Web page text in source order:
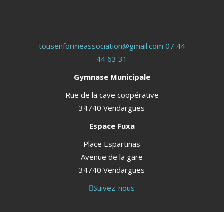
tousenformeassociation@gmail.com 07 44
44 63 31
Gymnase Municipale
Rue de la cave coopérative
34740 Vendargues
Espace Fuxa
Place Espartinas
Avenue de la gare
34740 Vendargues
Suivez-nous